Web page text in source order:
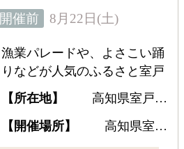
開催前 8月22日(土)
漁業パレードや、よさこい踊
りなどが人気のふるさと室戸
まつりでフィナーレを飾る花
火大会。約3000発の花火が打
ち上げられる。海原と夜空を
【所在地】
高知県室戸市
【開催場所】
高知県室戸